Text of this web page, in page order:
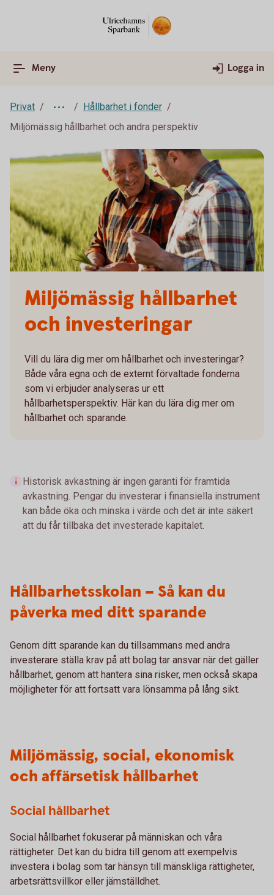
Meny Logga in
Privat
Hållbarhet i fonder
Miljömässig hållbarhet och andra perspektiv
Miljömässig hållbarhet
och investeringar
Vill du lära dig mer om hållbarhet och investeringar?
Både våra egna och de externt förvaltade fonderna
som vi erbjuder analyseras ur ett
hållbarhetsperspektiv. Här kan du lära dig mer om
hållbarhet och sparande.
Historisk avkastning är ingen garanti för framtida
avkastning. Pengar du investerar i finansiella instrument
kan både öka och minska i värde och det är inte säkert
att du får tillbaka det investerade kapitalet.
Hållbarhetsskolan – Så kan du
påverka med ditt sparande
Genom ditt sparande kan du tillsammans med andra
investerare ställa krav på att bolag tar ansvar när det gäller
hållbarhet, genom att hantera sina risker, men också skapa
möjligheter för att fortsatt vara lönsamma på lång sikt.
Miljömässig, social, ekonomisk
och affärsetisk hållbarhet
Social hållbarhet
Social hållbarhet fokuserar på människan och våra
rättigheter. Det kan du bidra till genom att exempelvis
investera i bolag som tar hänsyn till mänskliga rättigheter,
arbetsrättsvillkor eller jämställdhet.